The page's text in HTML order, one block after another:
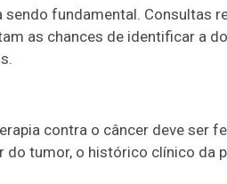
fundamental. Consultas
as chances de identificar a
contra o câncer deve ser
tumor, o histórico clínico da